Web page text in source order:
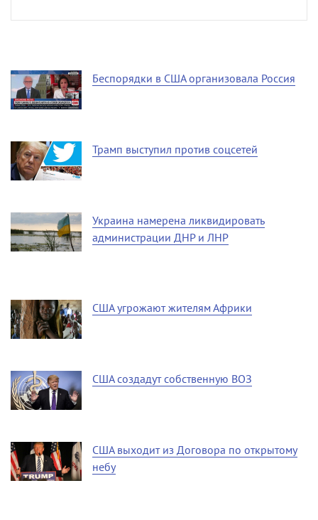
Беспорядки в США организовала Россия
Трамп выступил против соцсетей
Украина намерена ликвидировать
администрации ДНР и ЛНР
США угрожают жителям Африки
США создадут собственную ВОЗ
США выходит из Договора по открытому
небу